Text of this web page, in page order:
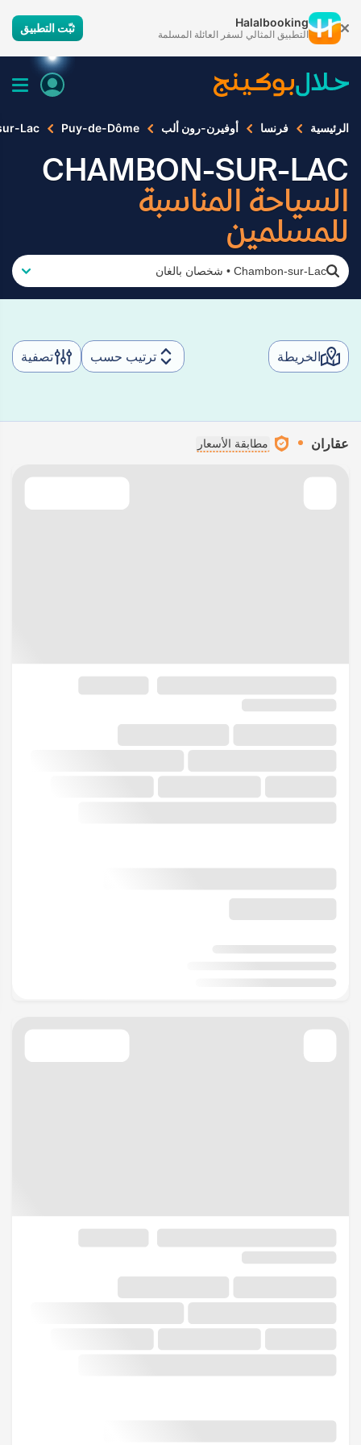
Halalbooking
التطبيق المثالي لسفر العائلة المسلمة ثبّت التطبيق
الرئيسية فرنسا أوفيرن-رون ألب Puy-de-Dôme
Lac
CHAMBON-SUR-LAC
السياحة المناسبة
للمسلمين
Chambon-sur-Lac
• شخصان بالغان
الخريطة ترتيب حسب تصفية
عقاران مطابقة الأسعار